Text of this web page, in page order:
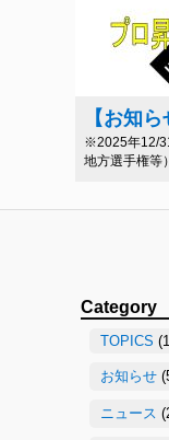
【お知
※2025年12/
地方選手権等
Category
TOPICS
お知らせ
ニュース